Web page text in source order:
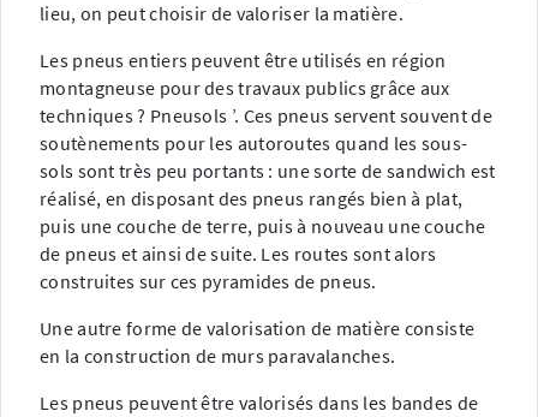
lieu, on peut choisir de valoriser la matière.
Les pneus entiers peuvent être utilisés en région
montagneuse pour des travaux publics grâce aux
techniques ? Pneusols ’. Ces pneus servent souvent de
soutènements pour les autoroutes quand les sous-
sols sont très peu portants : une sorte de sandwich est
réalisé, en disposant des pneus rangés bien à plat,
puis une couche de terre, puis à nouveau une couche
de pneus et ainsi de suite. Les routes sont alors
construites sur ces pyramides de pneus.
Une autre forme de valorisation de matière consiste
en la construction de murs paravalanches.
Les pneus peuvent être valorisés dans les bandes de